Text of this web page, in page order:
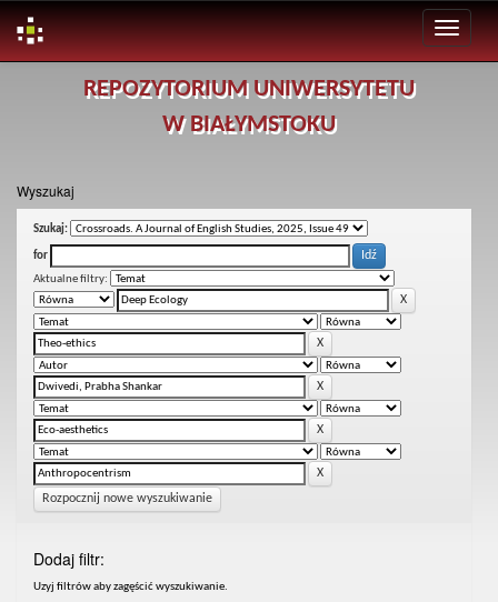
REPOZYTORIUM UNIWERSYTETU
W BIAŁYMSTOKU
Wyszukaj
Szukaj:
for
Aktualne filtry:
Rozpocznij nowe wyszukiwanie
Dodaj filtr:
Uzyj filtrów aby zagęścić wyszukiwanie.